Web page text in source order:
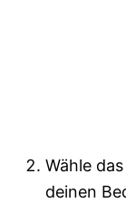
Wähle
deinen